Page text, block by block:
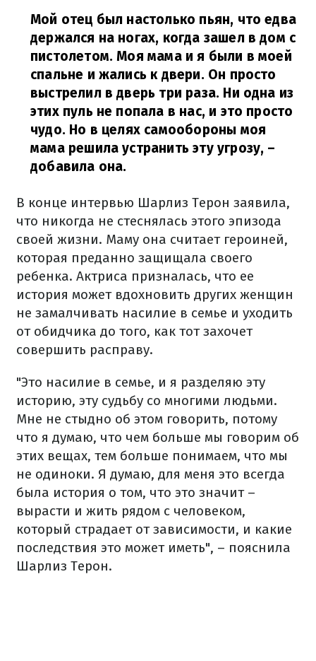
Мой отец был настолько пьян, что едва
держался на ногах, когда зашел в дом с
пистолетом. Моя мама и я были в моей
спальне и жались к двери. Он просто
выстрелил в дверь три раза. Ни одна из
этих пуль не попала в нас, и это просто
чудо. Но в целях самообороны моя
мама решила устранить эту угрозу, –
добавила она.
В конце интервью Шарлиз Терон заявила,
что никогда не стеснялась этого эпизода
своей жизни. Маму она считает героиней,
которая преданно защищала своего
ребенка. Актриса призналась, что ее
история может вдохновить других женщин
не замалчивать насилие в семье и уходить
от обидчика до того, как тот захочет
совершить расправу.
"Это насилие в семье, и я разделяю эту
историю, эту судьбу со многими людьми.
Мне не стыдно об этом говорить, потому
что я думаю, что чем больше мы говорим об
этих вещах, тем больше понимаем, что мы
не одиноки. Я думаю, для меня это всегда
была история о том, что это значит –
вырасти и жить рядом с человеком,
который страдает от зависимости, и какие
последствия это может иметь", – пояснила
Шарлиз Терон.